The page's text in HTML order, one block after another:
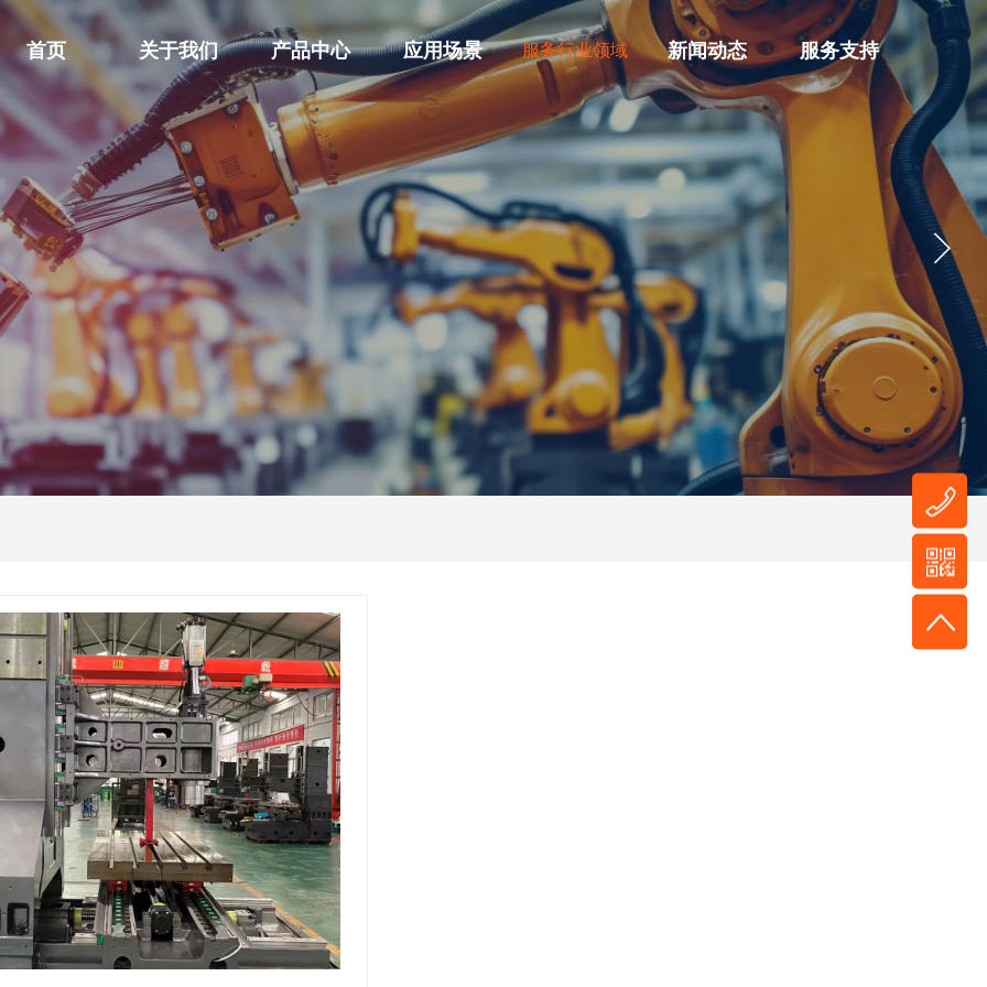
首页 关于我们 产品中心 应用场景 服务行业领域 新闻动态 服务支持